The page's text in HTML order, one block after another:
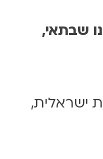
שבתאי,
ישראלית,